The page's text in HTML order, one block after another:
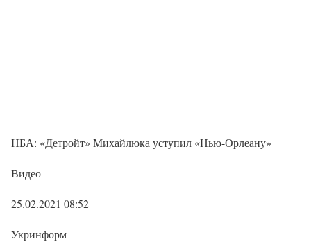
НБА: «Детройт» Михайлюка уступил «Нью-Орлеану»
Видео
25.02.2021 08:52
Укринформ